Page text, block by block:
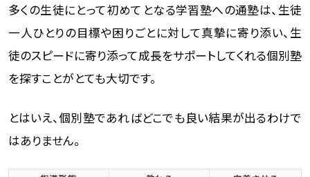
多くの生徒にとって初めてとなる学習塾への通塾は、生徒
一人ひとりの目標や困りごとに対して真摯に寄り添い、生
徒のスピードに寄り添って成長をサポートしてくれる個別塾
を探すことがとても大切です。
とはいえ、個別塾であればどこでも良い結果が出るわけで
はありません。